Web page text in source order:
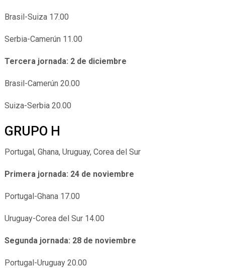
Brasil-Suiza 17.00
Serbia-Camerún 11.00
Tercera jornada: 2 de diciembre
Brasil-Camerún 20.00
Suiza-Serbia 20.00
GRUPO H
Portugal, Ghana, Uruguay, Corea del Sur
Primera jornada: 24 de noviembre
Portugal-Ghana 17.00
Uruguay-Corea del Sur 14.00
Segunda jornada: 28 de noviembre
Portugal-Uruguay 20.00